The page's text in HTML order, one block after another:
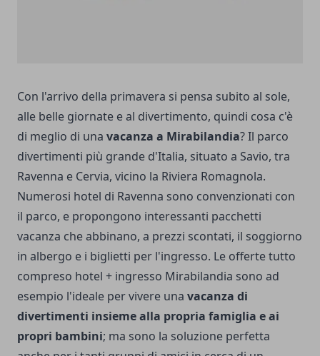
Con l'arrivo della primavera si pensa subito al sole,
alle belle giornate e al divertimento, quindi cosa c'è
di meglio di una vacanza a Mirabilandia? Il parco
divertimenti più grande d'Italia, situato a Savio, tra
Ravenna e Cervia, vicino la Riviera Romagnola.
Numerosi hotel di Ravenna sono convenzionati con
il parco, e propongono interessanti pacchetti
vacanza che abbinano, a prezzi scontati, il soggiorno
in albergo e i biglietti per l'ingresso. Le offerte tutto
compreso hotel + ingresso Mirabilandia sono ad
esempio l'ideale per vivere una vacanza di
divertimenti insieme alla propria famiglia e ai
propri bambini; ma sono la soluzione perfetta